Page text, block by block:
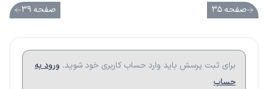
صفحه ۳۵ صفحه ۳۹
برای ثبت پرسش باید وارد حساب کاربری خود شوید. ورود به
حساب